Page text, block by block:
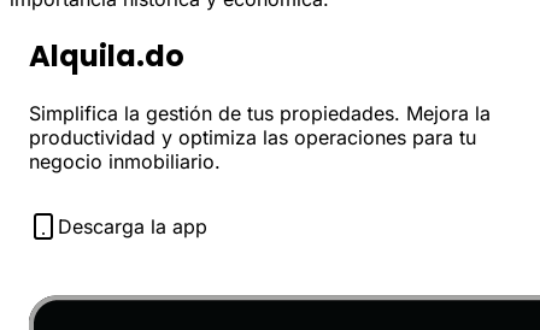
Alquila.do
Simplifica la gestión de tus propiedades. Mejora la
productividad y optimiza las operaciones para tu
negocio inmobiliario.
Descarga la app